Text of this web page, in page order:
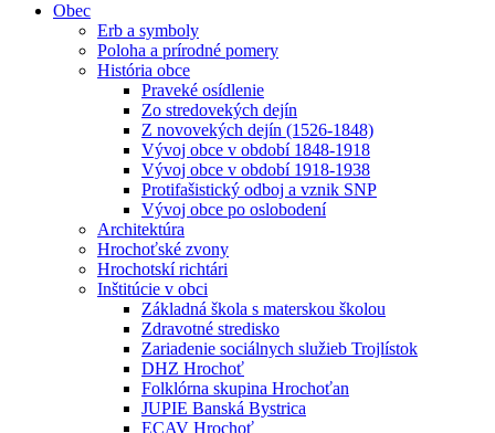
Obec
Erb a symboly
Poloha a prírodné pomery
História obce
Praveké osídlenie
Zo stredovekých dejín
Z novovekých dejín (1526-1848)
Vývoj obce v období 1848-1918
Vývoj obce v období 1918-1938
Protifašistický odboj a vznik SNP
Vývoj obce po oslobodení
Architektúra
Hrochoťské zvony
Hrochotskí richtári
Inštitúcie v obci
Základná škola s materskou školou
Zdravotné stredisko
Zariadenie sociálnych služieb Trojlístok
DHZ Hrochoť
Folklórna skupina Hrochoťan
JUPIE Banská Bystrica
ECAV Hrochoť